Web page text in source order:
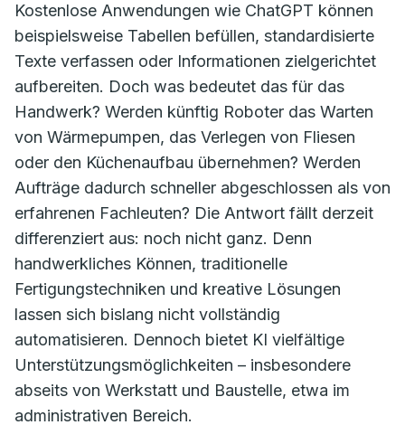
Kostenlose Anwendungen wie ChatGPT können
beispielsweise Tabellen befüllen, standardisierte
Texte verfassen oder Informationen zielgerichtet
aufbereiten. Doch was bedeutet das für das
Handwerk? Werden künftig Roboter das Warten
von Wärmepumpen, das Verlegen von Fliesen
oder den Küchenaufbau übernehmen? Werden
Aufträge dadurch schneller abgeschlossen als von
erfahrenen Fachleuten? Die Antwort fällt derzeit
differenziert aus: noch nicht ganz. Denn
handwerkliches Können, traditionelle
Fertigungstechniken und kreative Lösungen
lassen sich bislang nicht vollständig
automatisieren. Dennoch bietet KI vielfältige
Unterstützungsmöglichkeiten – insbesondere
abseits von Werkstatt und Baustelle, etwa im
administrativen Bereich.